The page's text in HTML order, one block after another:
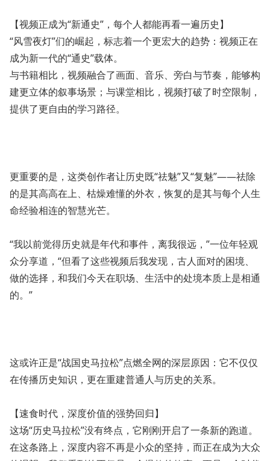
【视频正成为“新通史”，每个人都能再看一遍历史】
“风雪夜灯”们的崛起，标志着一个更宏大的趋势：视频正在
成为新一代的“通史”载体。
与书籍相比，视频融合了画面、音乐、旁白与节奏，能够构
建更立体的叙事场景；与课堂相比，视频打破了时空限制，
提供了更自由的学习路径。
更重要的是，这类创作者让历史既“祛魅”又“复魅”——祛除
的是其高高在上、枯燥难懂的外衣，恢复的是其与每个人生
命经验相连的智慧光芒。
“我以前觉得历史就是年代和事件，离我很远，”一位年轻观
众分享道，“但看了这些视频后我发现，古人面对的困境、
做的选择，和我们今天在职场、生活中的处境本质上是相通
的。”
这或许正是“战国史马拉松”点燃全网的深层原因：它不仅仅
在传播历史知识，更在重建普通人与历史的关系。
【速食时代，深度价值的强势回归】
这场“历史马拉松”没有终点，它刚刚开启了一条新的跑道。
在这条路上，深度内容不再是小众的坚持，而正在成为大众